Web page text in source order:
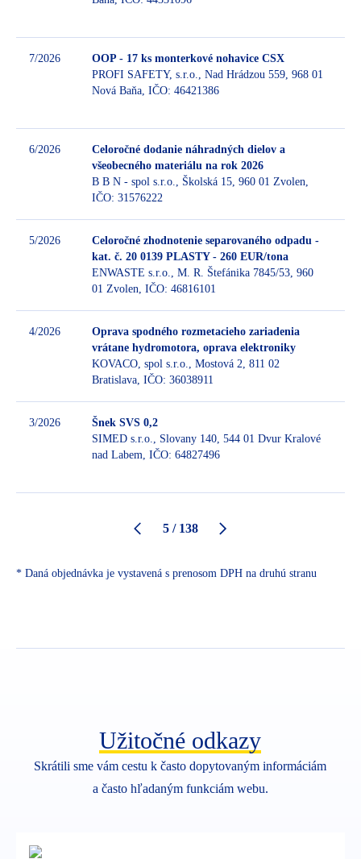
7/2026
OOP - 17 ks monterkové nohavice CSX
PROFI SAFETY, s.r.o., Nad Hrádzou 559, 968 01
Nová Baňa, IČO: 46421386
6/2026
Celoročné dodanie náhradných dielov a
všeobecného materiálu na rok 2026
B B N - spol s.r.o., Školská 15, 960 01 Zvolen,
IČO: 31576222
5/2026
Celoročné zhodnotenie separovaného odpadu -
kat. č. 20 0139 PLASTY - 260 EUR/tona
ENWASTE s.r.o., M. R. Štefánika 7845/53, 960
01 Zvolen, IČO: 46816101
4/2026
Oprava spodného rozmetacieho zariadenia
vrátane hydromotora, oprava elektroniky
KOVACO, spol s.r.o., Mostová 2, 811 02
Bratislava, IČO: 36038911
3/2026
Šnek SVS 0,2
SIMED s.r.o., Slovany 140, 544 01 Dvur Kralové
nad Labem, IČO: 64827496
5 / 138
* Daná objednávka je vystavená s prenosom DPH na druhú stranu
Užitočné odkazy
Skrátili sme vám cestu k často dopytovaným informáciám
a často hľadaným funkciám webu.